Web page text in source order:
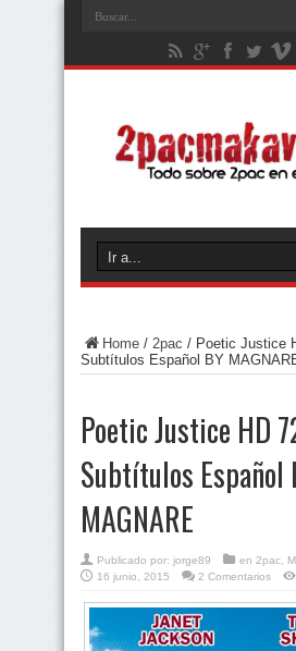
Home / 2pac / Poetic Justice
Subtítulos Español BY
Poetic Justice HD
Subtítulos Español
MAGNARE
Publicado por: jorge89 en 2pac
16 junio, 2015
2 Comentarios